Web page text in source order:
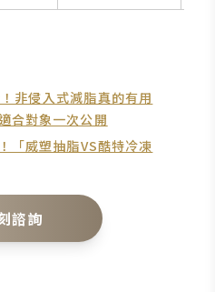
非侵入式減脂真的有用
合對象一次公開
「威塑抽脂VS酷特冷凍
諮詢